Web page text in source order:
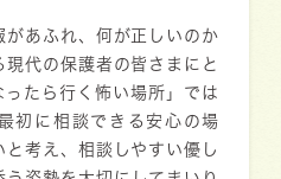
あふれ、何が正しいのか
代の保護者の皆さまにと
たら行く怖い場所」では
初に相談できる安心の場
考え、相談しやすい優し